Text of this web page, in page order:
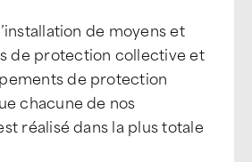
de moyens et
de protection collective et
de protection
chacune de nos
réalisé dans la plus totale